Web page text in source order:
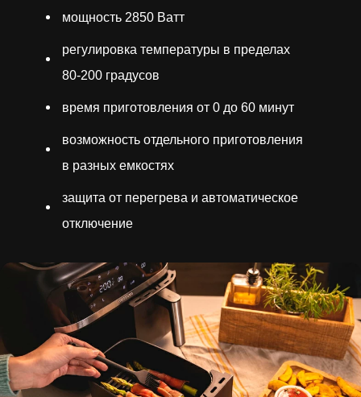
мощность 2850 Ватт
регулировка температуры в пределах
80-200 градусов
время приготовления от 0 до 60 минут
возможность отдельного приготовления
в разных емкостях
защита от перегрева и автоматическое
отключение